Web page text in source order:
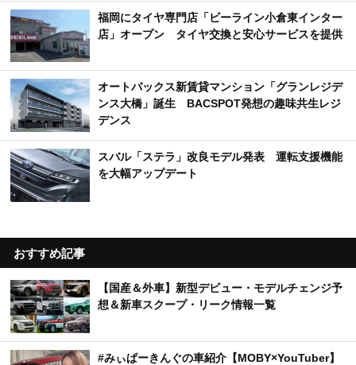
福岡にタイヤ専門店「ビーライン小倉東インター
店」オープン タイヤ交換と安心サービスを提供
オートバックス新賃貸マンション「グランレジデ
ンス大橋」誕生 BACSPOT発想の趣味共生レジ
デンス
スバル「ステラ」改良モデル発表 運転支援機能
を大幅アップデート
おすすめ記事
【国産＆外車】新型デビュー・モデルチェンジ予
想＆新車スクープ・リーク情報一覧
#みぃぱーきんぐの車紹介【MOBY×YouTuber】